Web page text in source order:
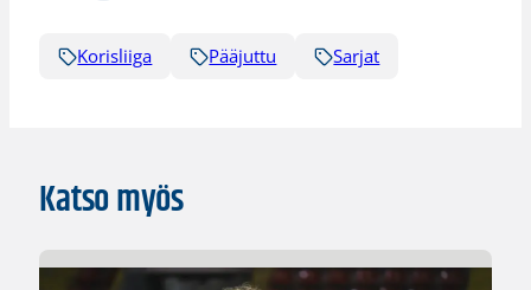
Korisliiga Pääjuttu Sarjat
Katso myös